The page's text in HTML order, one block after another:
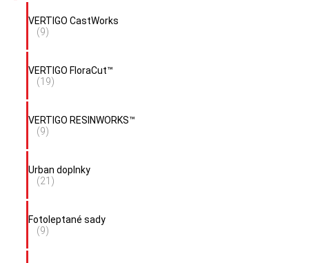
VERTIGO CastWorks
(9)
VERTIGO FloraCut™
(19)
VERTIGO RESINWORKS™
(9)
Urban doplnky
(21)
Fotoleptané sady
(9)